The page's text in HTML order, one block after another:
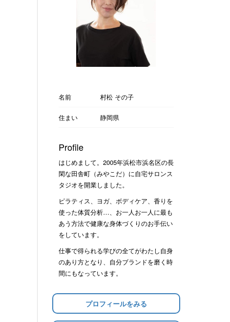
名前 村松 その子
住まい 静岡県
Profile
はじめまして。2005年浜松市浜名区の長
閑な田舎町（みやこだ）に自宅サロンス
タジオを開業しました。
ピラティス、ヨガ、ボディケア、香りを
使った体質分析…、お一人お一人に最も
あう方法で健康な身体づくりのお手伝い
をしています。
仕事で得られる学びの全てがわたし自身
のあり方となり、自分ブランドを磨く時
間にもなっています。
プロフィールをみる